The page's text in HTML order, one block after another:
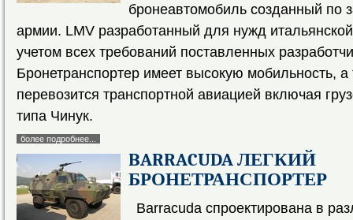
бронеавтомобиль созданный по
армии. LMV разработанный для нужд
учетом всех требований поставленных
Бронетранспортер имеет высокую мобильность,
перевозится транспортной авиацией включая
типа Чинук.
более подробнее...
BARRACUDA ЛЕГКИЙ
БРОНЕТРАНСПОРТЕР
Barracuda спроектирована в